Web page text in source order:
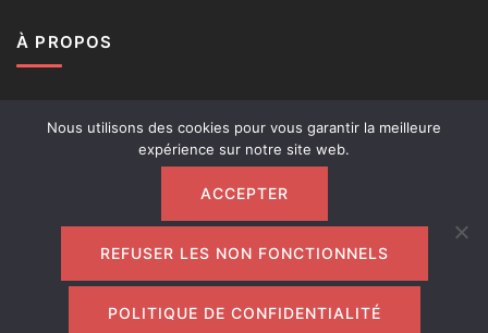
À PROPOS
Mentions légalesPolitique de confidentialité
Nous utilisons des cookies pour vous garantir la meilleure
expérience sur notre site web.
ACCEPTER
REFUSER LES NON FONCTIONNELS
POLITIQUE DE CONFIDENTIALITÉ